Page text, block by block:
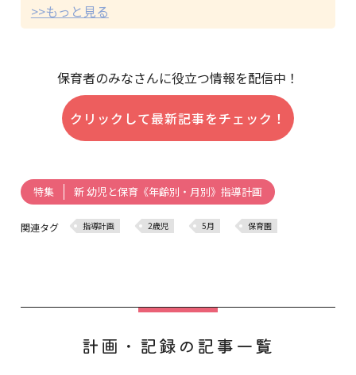
>>もっと見る
保育者のみなさんに役立つ情報を配信中！
クリックして最新記事をチェック！
特集 新 幼児と保育《年齢別・月別》指導計画
関連タグ 指導計画 2歳児 5月 保育園
計画・記録の記事一覧